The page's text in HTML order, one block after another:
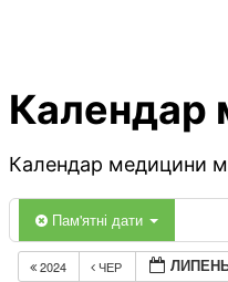
Календар
Календар медицини
Пам'ятні дати
2024 ЧЕР